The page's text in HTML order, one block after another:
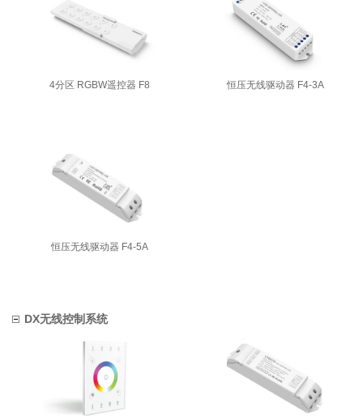
4分区 RGBW遥控器 F8 恒压无线驱动器 F4-3A
恒压无线驱动器 F4-5A
DX无线控制系统